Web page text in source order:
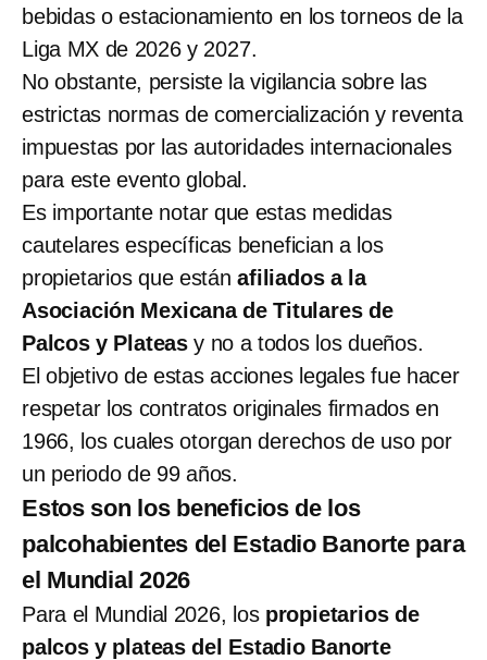
bebidas o estacionamiento en los torneos de la
Liga MX de 2026 y 2027.
No obstante, persiste la vigilancia sobre las
estrictas normas de comercialización y reventa
impuestas por las autoridades internacionales
para este evento global.
Es importante notar que estas medidas
cautelares específicas benefician a los
propietarios que estánafiliados a la
Asociación Mexicana de Titulares de
Palcos y Plateas y no a todos los dueños.
El objetivo de estas acciones legales fue hacer
respetar los contratos originales firmados en
1966, los cuales otorgan derechos de uso por
un periodo de 99 años.
Estos son los beneficios de los
palcohabientes del Estadio Banorte para
el Mundial 2026
Para el Mundial 2026, los propietarios de
palcos y plateas del Estadio Banorte